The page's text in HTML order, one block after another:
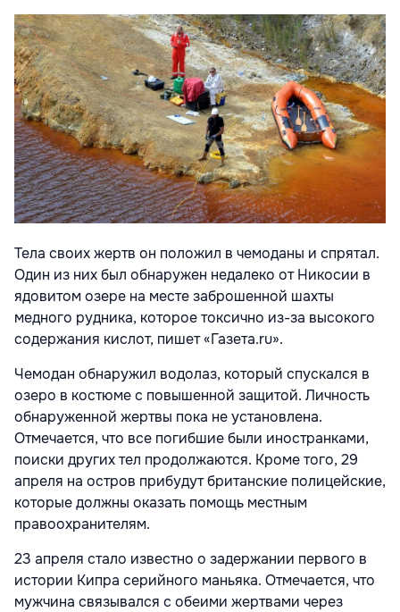
Тела своих жертв он положил в чемоданы и спрятал.
Один из них был обнаружен недалеко от Никосии в
ядовитом озере на месте заброшенной шахты
медного рудника, которое токсично из-за высокого
содержания кислот, пишет «Газета.ru».
Чемодан обнаружил водолаз, который спускался в
озеро в костюме с повышенной защитой. Личность
обнаруженной жертвы пока не установлена.
Отмечается, что все погибшие были иностранками,
поиски других тел продолжаются. Кроме того, 29
апреля на остров прибудут британские полицейские,
которые должны оказать помощь местным
правоохранителям.
23 апреля стало известно о задержании первого в
истории Кипра серийного маньяка. Отмечается, что
мужчина связывался с обеими жертвами через